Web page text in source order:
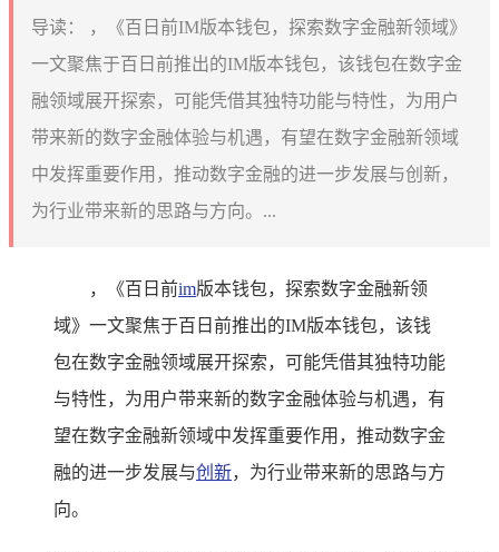
导读：
，《百日前IM版本钱包，探索数字金融新领域》
一文聚焦于百日前推出的IM版本钱包，该钱包在数字金
融领域展开探索，可能凭借其独特功能与特性，为用户
带来新的数字金融体验与机遇，有望在数字金融新领域
中发挥重要作用，推动数字金融的进一步发展与创新，
为行业带来新的思路与方向。...
，《百日前im版本钱包，探索数字金融新领
域》一文聚焦于百日前推出的IM版本钱包，该钱
包在数字金融领域展开探索，可能凭借其独特功能
与特性，为用户带来新的数字金融体验与机遇，有
望在数字金融新领域中发挥重要作用，推动数字金
融的进一步发展与创新，为行业带来新的思路与方
向。